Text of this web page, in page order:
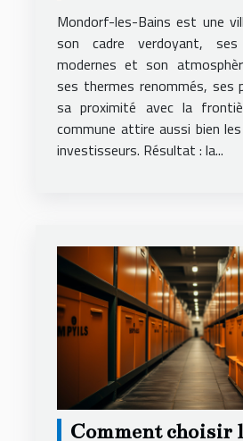
se tourner ?
Mondorf-les-Bains est une
son cadre verdoyant, ses
modernes et son
ses thermes renommés, ses
sa proximité avec la
commune attire aussi bien
investisseurs. Résultat : la...
Comment choisir